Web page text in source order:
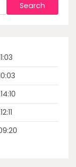
Search